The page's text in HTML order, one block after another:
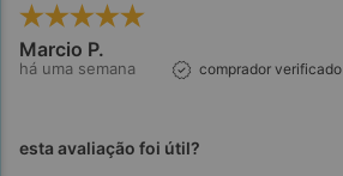
Marcio P.
há uma semana comprador verificado
esta avaliação foi útil?